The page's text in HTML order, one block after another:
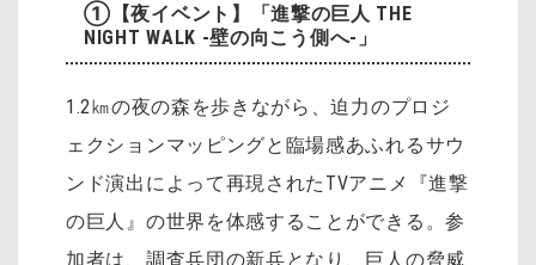
①【夜イベント】「進撃の巨人 THE
NIGHT WALK -壁の向こう側へ-」
1.2㎞の夜の森を歩きながら、迫力のプロジ
ェクションマッピングと臨場感あふれるサウ
ンド演出によって再現されたTVアニメ『進撃
の巨人』の世界を体感することができる。参
加者は、調査兵団の新兵となり、巨人の脅威